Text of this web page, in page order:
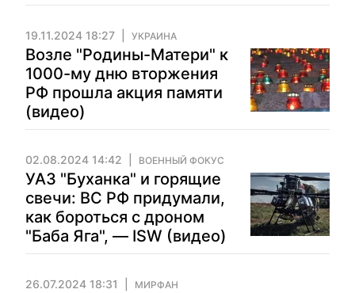
19.11.2024 18:27 УКРАИНА
Возле "Родины-Матери" к
1000-му дню вторжения
РФ прошла акция памяти
(видео)
02.08.2024 14:42 ВОЕННЫЙ ФОКУС
УАЗ "Буханка" и горящие
свечи: ВС РФ придумали,
как бороться с дроном
"Баба Яга", — ISW (видео)
26.07.2024 18:31 МИРФАН